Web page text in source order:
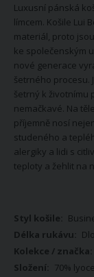
Luxusní pánská
límcem. Košile Lui
materiál, proto
ke společenským
nové generace
šetrného procesu.
šetrný k životnímu
nemačkavé. Na
příjemně nosí
studeného a
alergiky a lidi s
teploty a žehlit na
Více
informací
70%